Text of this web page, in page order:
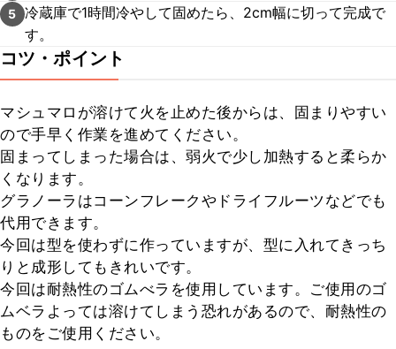
5 冷蔵庫で1時間冷やして固めたら、2cm幅に切って完成で
す。
コツ・ポイント
マシュマロが溶けて火を止めた後からは、固まりやすい
ので手早く作業を進めてください。
固まってしまった場合は、弱火で少し加熱すると柔らか
くなります。
グラノーラはコーンフレークやドライフルーツなどでも
代用できます。
今回は型を使わずに作っていますが、型に入れてきっち
りと成形してもきれいです。
今回は耐熱性のゴムべラを使用しています。ご使用のゴ
ムベラよっては溶けてしまう恐れがあるので、耐熱性の
ものをご使用ください。